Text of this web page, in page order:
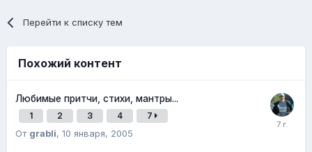
Перейти к списку тем
Похожий контент
Любимые притчи, стихи, мантры...
1 2 3 4 7
От grabli, 10 января, 2005